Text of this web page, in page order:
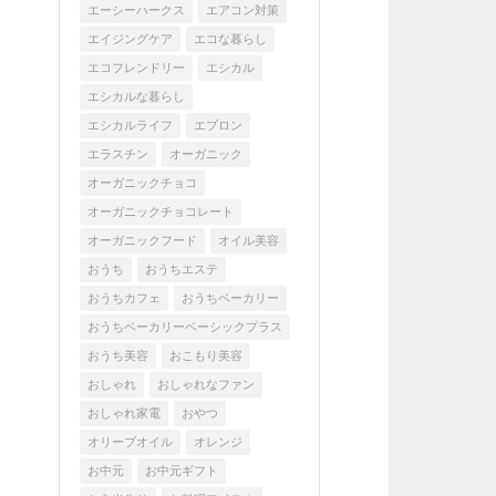
エーシーハークス エアコン対策
エイジングケア エコな暮らし
エコフレンドリー エシカル
エシカルな暮らし
エシカルライフ エプロン
エラスチン オーガニック
オーガニックチョコ
オーガニックチョコレート
オーガニックフード オイル美容
おうち おうちエステ
おうちカフェ おうちベーカリー
おうちベーカリーベーシックプラス
おうち美容 おこもり美容
おしゃれ おしゃれなファン
おしゃれ家電 おやつ
オリーブオイル オレンジ
お中元 お中元ギフト